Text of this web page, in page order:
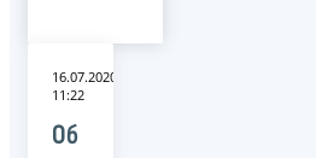
16.07.2020
11:22
Об